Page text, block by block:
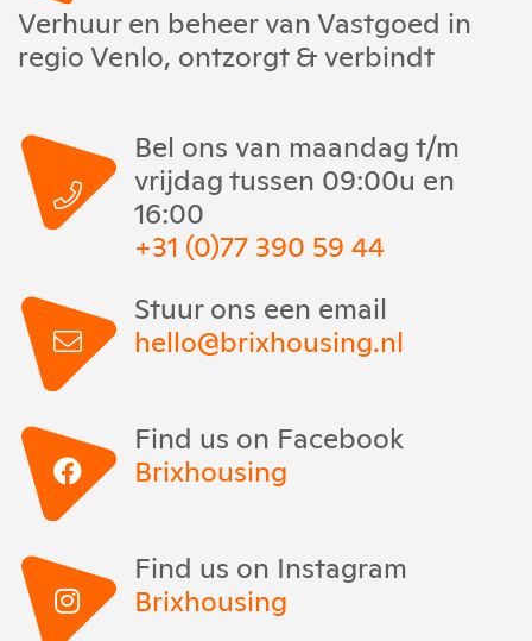
Verhuur en beheer van Vastgoed in
regio Venlo, ontzorgt & verbindt
Bel ons van maandag t/m
vrijdag tussen 09:00u en
16:00
+31 (0)77 390 59 44
Stuur ons een email
hello@brixhousing.nl
Find us on Facebook
Brixhousing
Find us on Instagram
Brixhousing